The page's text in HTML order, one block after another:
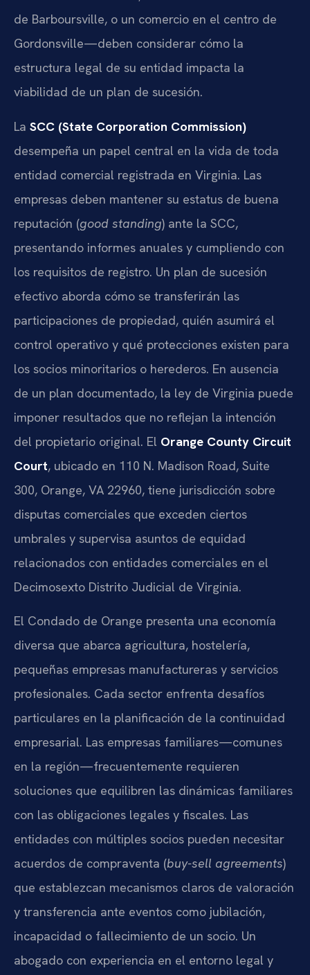
de Barboursville, o un comercio en el centro de
Gordonsville—deben considerar cómo la
estructura legal de su entidad impacta la
viabilidad de un plan de sucesión.
La SCC (State Corporation Commission)
desempeña un papel central en la vida de toda
entidad comercial registrada en Virginia. Las
empresas deben mantener su estatus de buena
reputación (good standing) ante la SCC,
presentando informes anuales y cumpliendo con
los requisitos de registro. Un plan de sucesión
efectivo aborda cómo se transferirán las
participaciones de propiedad, quién asumirá el
control operativo y qué protecciones existen para
los socios minoritarios o herederos. En ausencia
de un plan documentado, la ley de Virginia puede
imponer resultados que no reflejan la intención
del propietario original. El Orange County Circuit
Court, ubicado en 110 N. Madison Road, Suite
300, Orange, VA 22960, tiene jurisdicción sobre
disputas comerciales que exceden ciertos
umbrales y supervisa asuntos de equidad
relacionados con entidades comerciales en el
Decimosexto Distrito Judicial de Virginia.
El Condado de Orange presenta una economía
diversa que abarca agricultura, hostelería,
pequeñas empresas manufactureras y servicios
profesionales. Cada sector enfrenta desafíos
particulares en la planificación de la continuidad
empresarial. Las empresas familiares—comunes
en la región—frecuentemente requieren
soluciones que equilibren las dinámicas familiares
con las obligaciones legales y fiscales. Las
entidades con múltiples socios pueden necesitar
acuerdos de compraventa (buy-sell agreements)
que establezcan mecanismos claros de valoración
y transferencia ante eventos como jubilación,
incapacidad o fallecimiento de un socio. Un
abogado con experiencia en el entorno legal y